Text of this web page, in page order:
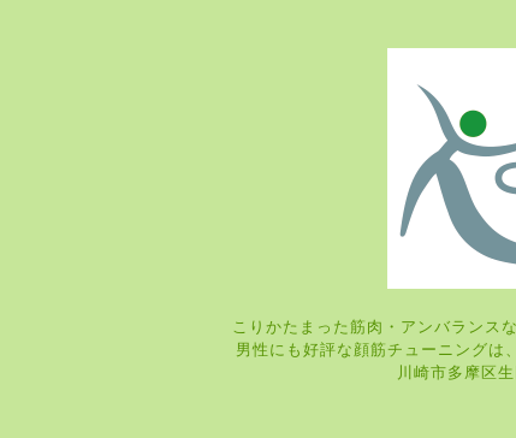
こりかたまった筋肉・アンバランス
男性にも好評な顔筋チューニング
川崎市多摩区